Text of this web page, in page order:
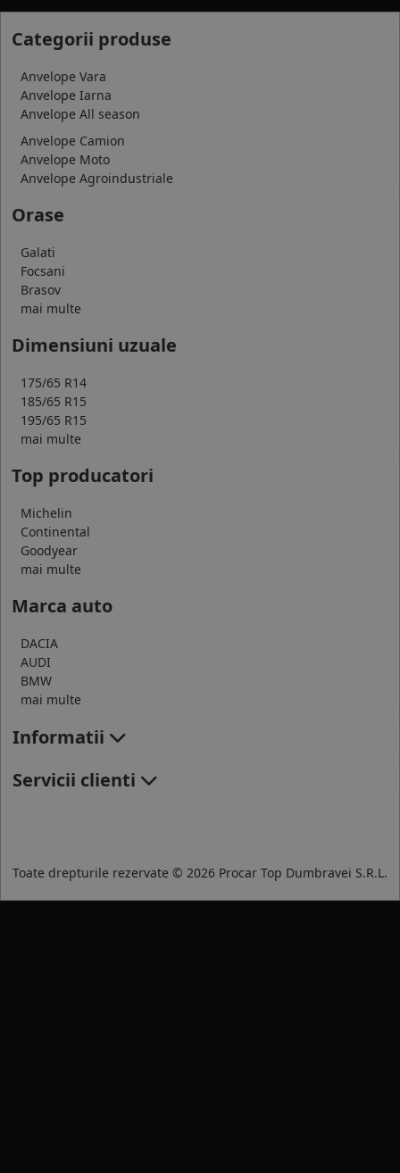
Categorii produse
Anvelope Vara
Anvelope Iarna
Anvelope All season
Anvelope Camion
Anvelope Moto
Anvelope Agroindustriale
Orase
Galati
Focsani
Brasov
mai multe
Dimensiuni uzuale
175/65 R14
185/65 R15
195/65 R15
mai multe
Top producatori
Michelin
Continental
Goodyear
mai multe
Marca auto
DACIA
AUDI
BMW
mai multe
Informatii
Servicii clienti
Toate drepturile rezervate © 2026 Procar Top Dumbravei S.R.L.